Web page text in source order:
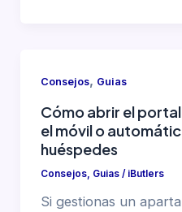
Consejos, Guias
Cómo abrir el
el móvil o
huéspedes
Consejos, Guias/ iButlers
Si gestionas un